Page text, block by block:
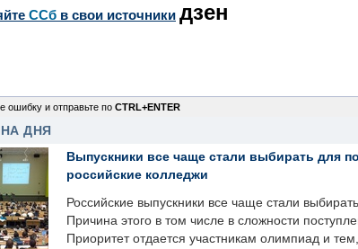
CСб в свои источники дзен
ошибку и отправьте по CTRL+ENTER
ДНЯ
Выпускники все чаще стали выбирать для
российские колледжи
Российские выпускники все чаще стали
Причина этого в том числе в сложности
Приоритет отдается участникам олимпиад и